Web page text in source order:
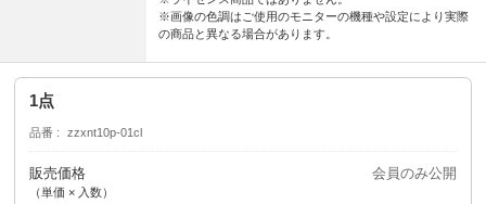
※画像の色調はご使用のモニターの機種や設定により実際
の商品と異なる場合があります。
1点
品番 zzxnt10p-01cl
販売価格
（単価 × 入数）
会員のみ公開